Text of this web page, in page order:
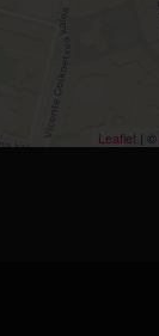
Leaflet | ©